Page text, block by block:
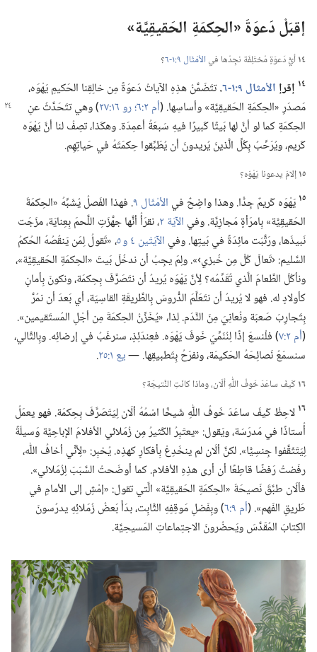
إقبَلْ دَعوَةَ «الحِكمَةِ الحَقيقِيَّة»‏
١٤أيُّ دَعوَةٍ مُختَلِفَة نجِدُها فيالأمْثَال ٩:‏١-‏٦
‏؟‏
١٤ إقرإ الأمثال ٩:‏١-‏٦ ‏.‏تتَضَمَّنُ هذِهِ الآياتُ دَعوَةً مِن خالِقِنا الحَكيمِ يَهْوَه،‏
مَصدَرِ «الحِكمَةِ الحَقيقِيَّة»وأساسِها.‏ (‏أم ٢:‏٦؛‏ رو ١٦:‏٢٧
‏)‏ وهي تتَحَدَّثُ عنِ
الحِكمَةِ كما لو أنَّ لها بَيتًا كَبيرًا فيهِ سَبعَةُ أعمِدَة.‏ وهكَذا،‏ تصِفُ لنا أنَّ يَهْوَه
كَريم،‏ ويُرَحِّبُ بِكُلِّ الَّذينَ يُريدونَ أن يُطَبِّقوا حِكمَتَهُ في حَياتِهِم.‏
١٥إلامَ يدعونا يَهْوَه؟‏
١٥ يَهْوَه كَريمٌ جِدًّا.‏ وهذا واضِحٌ في الأمْثَال ٩ ‏.‏ فهذا الفَصلُ يُشَبِّهُ «الحِكمَةَ
الحَقيقِيَّة» بِامرَأةٍ مَجازِيَّة.‏ وفي الآيَة ٢ ‏،‏ نقرَأُ أنَّها جهَّزَتِ اللَّحمَ بِعِنايَة،‏ مزَجَت
نَبيذَها،‏ ورَتَّبَت مائِدَةً في بَيتِها.‏ وفي الآيَتَين ٤ و ٥
‏،‏ «تَقولُ لِمَن يَنقُصُهُ الحُكمُ
السَّليم:‏ ‹تَعالَ كُلْ مِن خُبزي›».‏ ولِمَ يجِبُ أن ندخُلَ بَيتَ «الحِكمَةِ الحَقيقِيَّة»،‏
ونأكُلَ الطَّعامَ الَّذي تُقَدِّمُه؟‏ لِأنَّ يَهْوَه يُريدُ أن نتَصَرَّفَ بِحِكمَة،‏ ونكونَ بِأمانٍ
كأولادٍ له.‏ فهو لا يُريدُ أن نتَعَلَّمَ الدُّروسَ بِالطَّريقَةِ القاسِيَة،‏ أي بَعدَ أن نمُرَّ
بِتَجارِبَ صَعبَة ونُعانِيَ مِنَ النَّدَم.‏ لِذا،‏ «يُخَزِّنُ الحِكمَةَ مِن أجْلِ المُستَقيمين».‏
(‏أم ٢:‏٧
‏)‏ فلْنسعَ إذًا لِنُنَمِّيَ خَوفَ يَهْوَه.‏ فعِندَئِذٍ،‏ سنرغَبُ في إرضائِه.‏ وبِالتَّالي،‏
سنسمَعُ نَصائِحَهُ الحَكيمَة،‏ ونفرَحُ بِتَطبيقِها.‏ —‏يع ١:‏٢٥ ‏.‏
١٦كَيفَ ساعَدَ خَوفُ اللّٰهِ ألَان،‏ وماذا كانَتِ النَّتيجَة؟‏
١٦ لاحِظْ كَيفَ ساعَدَ خَوفُ اللّٰهِ شَيخًا اسْمُهُ ألَان لِيَتَصَرَّفَ بِحِكمَة.‏ فهو يعمَلُ
أُستاذًا في مَدرَسَة،‏ ويَقول:‏ «يعتَبِرُ الكَثيرُ مِن زُمَلائي الأفلامَ الإباحِيَّة وَسيلَةً
لِيَتَثَقَّفوا جِنسِيًّا».‏ لكنَّ ألَان لم ينخَدِعْ بِأفكارٍ كهذِه.‏ يُخبِر:‏ «لِأنِّي أخافُ اللّٰه،‏
رفَضتُ رَفضًا قاطِعًا أن أرى هذِهِ الأفلام.‏ كما أوضَحتُ السَّبَبَ لِزُمَلائي».‏
فألَان طبَّقَ نَصيحَةَ «الحِكمَةِ الحَقيقِيَّة» الَّتي تقول:‏ «إمْشِ إلى الأمامِ في
طَريقِ الفَهم».‏ (‏أم ٩:‏٦
‏)‏ وبِفَضلِ مَوقِفِهِ الثَّابِت،‏ بدَأَ بَعضُ زُمَلائِهِ يدرُسونَ
الكِتابَ المُقَدَّسَ ويَحضُرونَ الاجتِماعاتِ المَسيحِيَّة.‏